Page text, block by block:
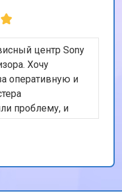
центр Sony
Хочу
оперативную и
проблему, и
безупречно.
ремонт был
за вашу